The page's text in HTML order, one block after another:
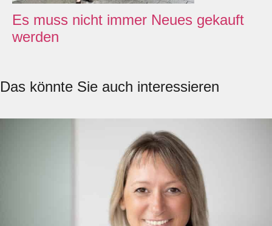
Es muss nicht immer Neues gekauft
werden
Das könnte Sie auch interessieren